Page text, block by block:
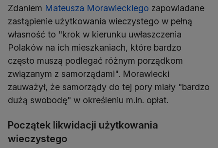
Zdaniem Mateusza Morawieckiego zapowiadane
zastąpienie użytkowania wieczystego w pełną
własność to "krok w kierunku uwłaszczenia
Polaków na ich mieszkaniach, które bardzo
często muszą podlegać różnym porządkom
związanym z samorządami". Morawiecki
zauważył, że samorządy do tej pory miały "bardzo
dużą swobodę" w określeniu m.in. opłat.
Początek likwidacji użytkowania
wieczystego